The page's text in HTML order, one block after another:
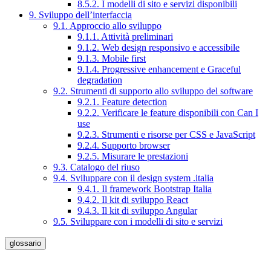
8.5.2. I modelli di sito e servizi disponibili
9. Sviluppo dell’interfaccia
9.1. Approccio allo sviluppo
9.1.1. Attività preliminari
9.1.2. Web design responsivo e accessibile
9.1.3. Mobile first
9.1.4. Progressive enhancement e Graceful
degradation
9.2. Strumenti di supporto allo sviluppo del software
9.2.1. Feature detection
9.2.2. Verificare le feature disponibili con Can I
use
9.2.3. Strumenti e risorse per CSS e JavaScript
9.2.4. Supporto browser
9.2.5. Misurare le prestazioni
9.3. Catalogo del riuso
9.4. Sviluppare con il design system .italia
9.4.1. Il framework Bootstrap Italia
9.4.2. Il kit di sviluppo React
9.4.3. Il kit di sviluppo Angular
9.5. Sviluppare con i modelli di sito e servizi
glossario